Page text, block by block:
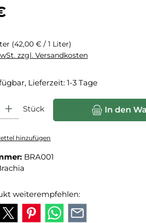
(42,00 € / 1 Liter)
zzgl. Versandkosten
Lieferzeit: 1-3 Tage
Gib den gewünschten Wert ein
Stück In den
hinzufügen
BRA001
weiterempfehlen: